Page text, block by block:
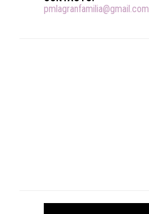
pmlagranfamilia@gmail.com